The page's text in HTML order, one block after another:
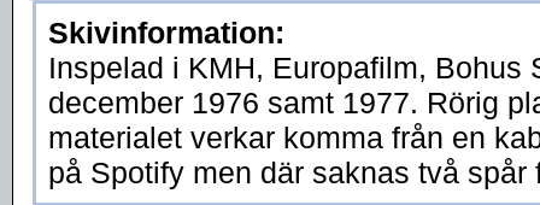
Skivinformation:
Inspelad i KMH, Europafilm, Bohus
december 1976 samt 1977. Rörig
materialet verkar komma från en
på Spotify men där saknas två